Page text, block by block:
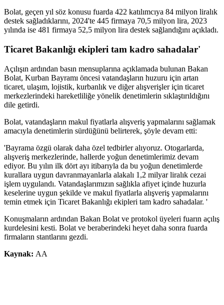
Bolat, geçen yıl söz konusu fuarda 422 katılımcıya 84 milyon liralık
destek sağladıklarını, 2024'te 445 firmaya 70,5 milyon lira, 2023
yılında ise 481 firmaya 52,5 milyon lira destek sağlandığını açıkladı.
Ticaret Bakanlığı ekipleri tam kadro sahadalar'
Açılışın ardından basın mensuplarına açıklamada bulunan Bakan
Bolat, Kurban Bayramı öncesi vatandaşların huzuru için artan
ticaret, ulaşım, lojistik, kurbanlık ve diğer alışverişler için ticaret
merkezlerindeki hareketliliğe yönelik denetimlerin sıklaştırıldığını
dile getirdi.
Bolat, vatandaşların makul fiyatlarla alışveriş yapmalarını sağlamak
amacıyla denetimlerin sürdüğünü belirterek, şöyle devam etti:
'Bayrama özgü olarak daha özel tedbirler alıyoruz. Otogarlarda,
alışveriş merkezlerinde, hallerde yoğun denetimlerimiz devam
ediyor. Bu yılın ilk dört ayı itibarıyla da bu yoğun denetimlerde
kurallara uygun davranmayanlarla alakalı 1,2 milyar liralık cezai
işlem uygulandı. Vatandaşlarımızın sağlıkla afiyet içinde huzurla
keselerine uygun şekilde ve makul fiyatlarla alışveriş yapmalarını
temin etmek için Ticaret Bakanlığı ekipleri tam kadro sahadalar. '
Konuşmaların ardından Bakan Bolat ve protokol üyeleri fuarın açılış
kurdelesini kesti. Bolat ve beraberindeki heyet daha sonra fuarda
firmaların stantlarını gezdi.
Kaynak: AA